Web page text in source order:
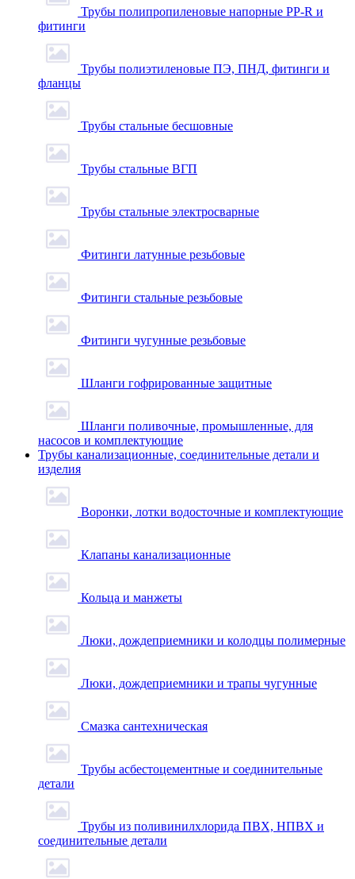
Трубы полипропиленовые напорные PP-R и
фитинги
Трубы полиэтиленовые ПЭ, ПНД, фитинги и
фланцы
Трубы стальные бесшовные
Трубы стальные ВГП
Трубы стальные электросварные
Фитинги латунные резьбовые
Фитинги стальные резьбовые
Фитинги чугунные резьбовые
Шланги гофрированные защитные
Шланги поливочные, промышленные, для
насосов и комплектующие
Трубы канализационные, соединительные детали и
изделия
Воронки, лотки водосточные и комплектующие
Клапаны канализационные
Кольца и манжеты
Люки, дождеприемники и колодцы полимерные
Люки, дождеприемники и трапы чугунные
Смазка сантехническая
Трубы асбестоцементные и соединительные
детали
Трубы из поливинилхлорида ПВХ, НПВХ и
соединительные детали